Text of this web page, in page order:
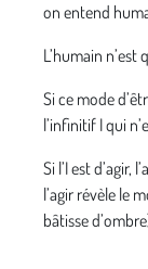
on entend
L’humain n’est
Si ce mode
l’infinitif I qui
Si l’I est d’agir,
l’agir révèle le
bâtisse